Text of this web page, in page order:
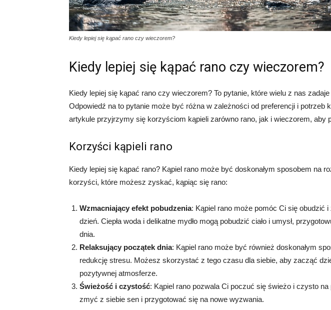
Kiedy lepiej się kąpać rano czy wieczorem?
Kiedy lepiej się kąpać rano czy wieczorem?
Kiedy lepiej się kąpać rano czy wieczorem? To pytanie, które wielu z nas
Odpowiedź na to pytanie może być różna w zależności od preferencji i potrzeb
artykule przyjrzymy się korzyściom kąpieli zarówno rano, jak i wieczorem, aby
Korzyści kąpieli rano
Kiedy lepiej się kąpać rano? Kąpiel rano może być doskonałym sposobem na
korzyści, które możesz zyskać, kąpiąc się rano:
Wzmacniający efekt pobudzenia: Kąpiel rano może pomóc Ci się obudzić i
dzień. Ciepła woda i delikatne mydło mogą pobudzić ciało i umysł,
dnia.
Relaksujący początek dnia: Kąpiel rano może być również doskonałym
redukcję stresu. Możesz skorzystać z tego czasu dla siebie, aby zacząć
pozytywnej atmosferze.
Świeżość i czystość: Kąpiel rano pozwala Ci poczuć się świeżo i czysto
zmyć z siebie sen i przygotować się na nowe wyzwania.